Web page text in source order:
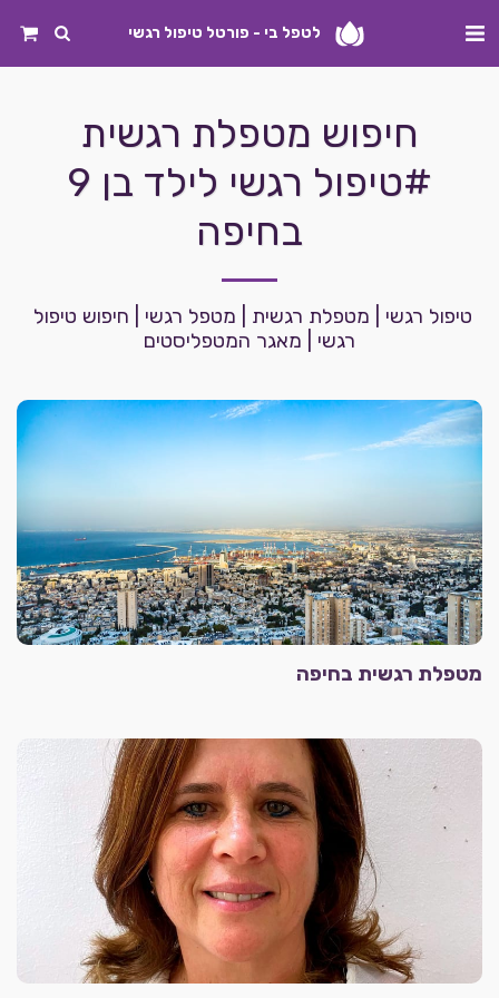
לטפל בי - פורטל טיפול רגשי
חיפוש מטפלת רגשית
#טיפול רגשי לילד בן 9
בחיפה
רגשי | מאגר המטפליסטים
מטפלת רגשית בחיפה